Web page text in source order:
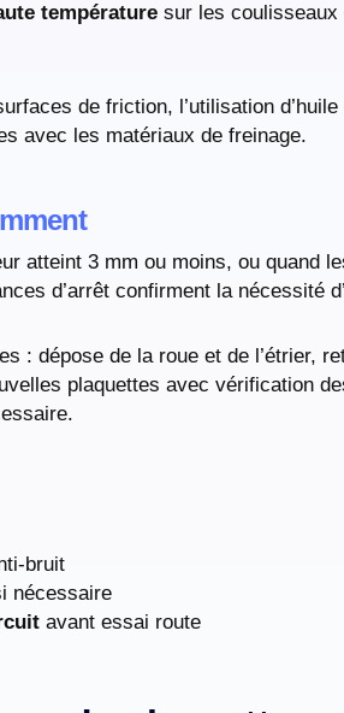
température sur les coulisseaux
de friction, l’utilisation
avec les matériaux de freinage.
atteint 3 mm ou moins, ou quand
d’arrêt confirment la nécessité
: dépose de la roue et de l’étrier,
plaquettes avec vérification
bruit
nécessaire
avant essai route